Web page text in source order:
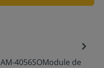
4056SOModule de